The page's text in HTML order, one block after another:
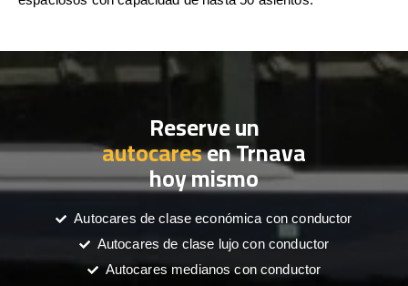
Reserve un
autocaresen Trnava
hoy mismo
Autocares de clase económica con conductor
Autocares de clase lujo con conductor
Autocares medianos con conductor